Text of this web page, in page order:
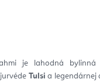
je lahodná bylinná
Tulsi a legendárnej